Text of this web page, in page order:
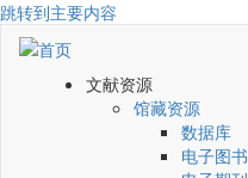
跳转到主要内容
文献资源
馆藏资源
数据库
电子图书